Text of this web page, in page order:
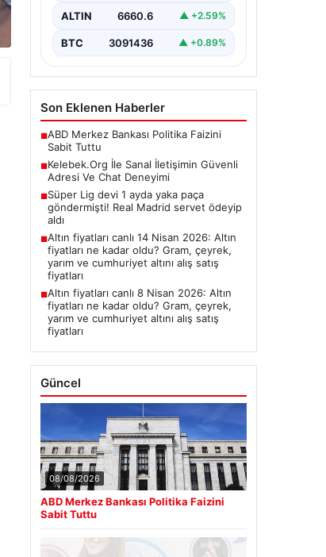
ALTIN 6660.6 ▲ +2.59%
BTC 3091436 ▲ +0.89%
Son Eklenen Haberler
■ABD Merkez Bankası Politika Faizini
Sabit Tuttu
■Kelebek.Org İle Sanal İletişimin Güvenli
Adresi Ve Chat Deneyimi
■Süper Lig devi 1 ayda yaka paça
göndermişti! Real Madrid servet ödeyip
aldı
■Altın fiyatları canlı 14 Nisan 2026: Altın
fiyatları ne kadar oldu? Gram, çeyrek,
yarım ve cumhuriyet altını alış satış
fiyatları
■Altın fiyatları canlı 8 Nisan 2026: Altın
fiyatları ne kadar oldu? Gram, çeyrek,
yarım ve cumhuriyet altını alış satış
fiyatları
Güncel
08/08/2026
ABD Merkez Bankası Politika Faizini
Sabit Tuttu